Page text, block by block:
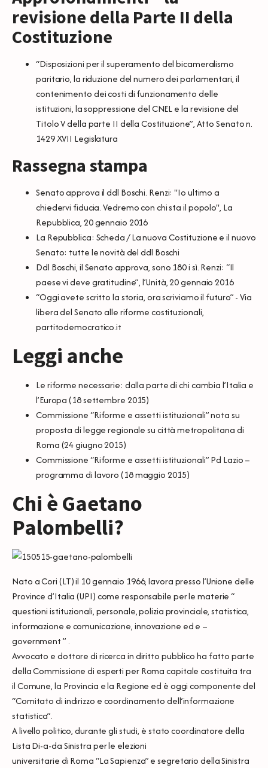
revisione della Parte II della
Costituzione
“Disposizioni per il superamento del bicameralismo
paritario, la riduzione del numero dei parlamentari, il
contenimento dei costi di funzionamento delle
istituzioni, la soppressione del CNEL e la revisione del
Titolo V della parte II della Costituzione”,Atto Senato n.
1429 XVII Legislatura
Rassegna stampa
Senato approva il ddl Boschi. Renzi: "Io ultimo a
chiedervi fiducia. Vedremo con chi sta il popolo", La
Repubblica, 20 gennaio 2016
La Repubblica: Scheda /La nuova Costituzione e il nuovo
Senato: tutte le novità del ddl Boschi
Ddl Boschi, il Senato approva, sono 180 i sì. Renzi: “Il
paese vi deve gratitudine”, l’Unità, 20 gennaio 2016
“Oggi avete scritto la storia, ora scriviamo il futuro” - Via
libera del Senato alle riforme costituzionali,
partitodemocratico.it
Leggi anche
Le riforme necessarie: dalla parte di chi cambia l’Italia e
l’Europa(18 settembre 2015)
Commissione “Riforme e assetti istituzionali” nota su
proposta di legge regionale su città metropolitana di
Roma(24 giugno 2015)
Commissione “Riforme e assetti istituzionali” Pd Lazio –
programma di lavoro(18 maggio 2015)
Chi è Gaetano
Palombelli?
Nato a Cori (LT) il 10 gennaio 1966, lavora presso l’Unione delle
Province d’Italia (UPI) come responsabile per le materie “
questioni istituzionali, personale, polizia provinciale, statistica,
informazione e comunicazione, innovazione ed e –
government ” .
Avvocato e dottore di ricerca in diritto pubblico ha fatto parte
della Commissione di esperti per Roma capitale costituita tra
il Comune, la Provincia e la Regione ed è oggi componente del
“Comitato di indirizzo e coordinamento dell’informazione
statistica”.
A livello politico, durante gli studi, è stato coordinatore della
Lista Di-a-da Sinistra per le elezioni
universitarie di Roma “La Sapienza” e segretario della Sinistra